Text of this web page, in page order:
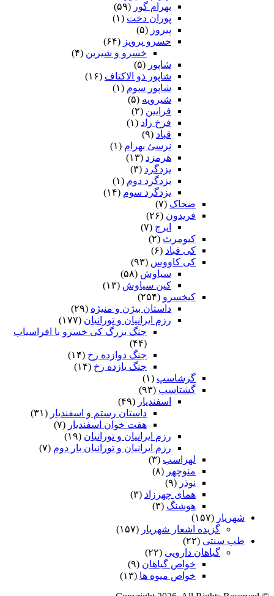
بهرام گور (۵۹)
پوران دخت (۱)
پیروز (۵)
خسرو پرویز (۶۴)
خسرو و شیرین (۴)
شاپور (۵)
شاپور ذو الاکتاف (۱۶)
شاپور سوم‏ (۱)
شیرویه (۵)
فرایین (۲)
فرخ زاد (۱)
قباد (۹)
نرسئ بهرام‏ (۱)
هرمزد (۱۳)
یزدگرد (۳)
یزدگرد دوم (۱)
یزدگرد سوم (۱۴)
ضحاک (۷)
فریدون (۲۶)
ایرج (۷)
کیومرث (۲)
کی قباد (۶)
کی کاووس (۹۳)
سیاوش (۵۸)
کین سیاوش (۱۳)
کیخسرو (۲۵۴)
داستان بیژن و منیژه (۲۹)
رزم ایرانیان و تورانیان (۱۷۷)
جنگ بزرگ کی خسرو با افراسیاب
(۴۴)
جنگ دوازده رخ (۱۴)
جنگ یازده رخ (۱۴)
گرشاسپ (۱)
گشتاسب (۹۳)
اسفندیار (۴۹)
داستان رستم و اسفندیار (۳۱)
هفت خوان اسفندیار (۷)
رزم ایرانیان و تورانیان (۱۹)
رزم ایرانیان و تورانیان بار دوم (۷)
لهراسب (۳)
منوچهر (۸)
نوذر (۹)
هماى چهرزاد (۳)
هوشنگ (۳)
شهریار (۱۵۷)
گزیده اشعار شهریار (۱۵۷)
طب سنتی (۲۲)
گیاهان دارویی (۲۲)
خواص گیاهان (۹)
خواص میوه ها (۱۳)